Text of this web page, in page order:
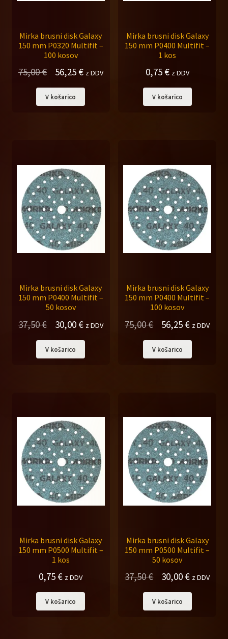
Mirka brusni disk Galaxy
150 mm P0320 Multifit –
100 kosov
75,00€
Izvirna
cena
je
56,25€Trenutna
cena
je:
z DDV
V košarico
Mirka brusni disk Galaxy
150 mm P0400 Multifit –
1 kos
0,75€ z DDV
V košarico
Mirka brusni disk Galaxy
150 mm P0400 Multifit –
50 kosov
37,50€
Izvirna
cena
je
30,00€Trenutna
cena
je:
z DDV
V košarico
Mirka brusni disk Galaxy
150 mm P0400 Multifit –
100 kosov
75,00€
Izvirna
cena
je
56,25 €Trenutna
cena
je:
z DDV
V košarico
Mirka brusni disk Galaxy
150 mm P0500 Multifit –
1 kos
0,75 € z DDV
V košarico
Mirka brusni disk Galaxy
150 mm P0500 Multifit –
50 kosov
37,50€
Izvirna
cena
je
30,00 €Trenutna
cena
je:
z DDV
V košarico